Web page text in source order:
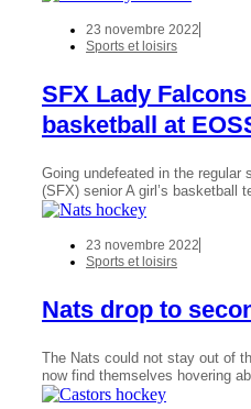
23 novembre 2022
Sports et loisirs
SFX Lady
basketball at
Going undefeated in the
(SFX) senior A girl’s basketball
23 novembre 2022
Sports et loisirs
Nats drop to
The Nats could not stay out of
now find themselves hovering